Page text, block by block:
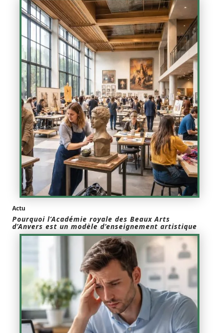
Actu
Pourquoi l’Académie royale des Beaux Arts
d’Anvers est un modèle d’enseignement artistique